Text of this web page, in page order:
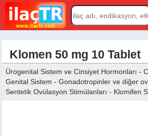
Klomen 50 mg 10 Tablet
Ürogenital Sistem ve Cinsiyet Hormonları -
Genital Sistem - Gonadotropinler ve diğer
Sentetik Ovülasyon Stimülanları - Klomifen